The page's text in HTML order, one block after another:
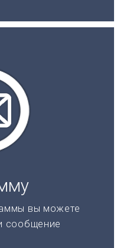
вы можете
сообщение